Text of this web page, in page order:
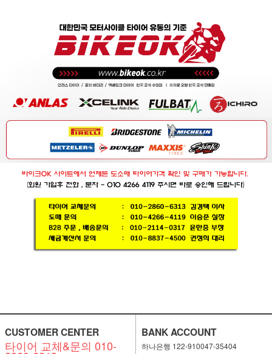
CUSTOMER CENTER
타이어 교체&문의 010-
BANK ACCOUNT
하나은행 122-910047-35404